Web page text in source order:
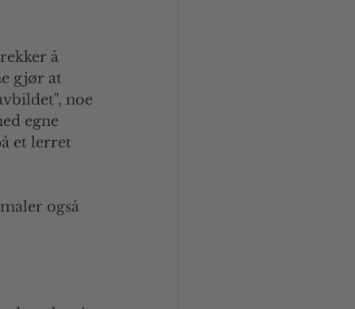
å
gjør at
noe
egne
et lerret
også